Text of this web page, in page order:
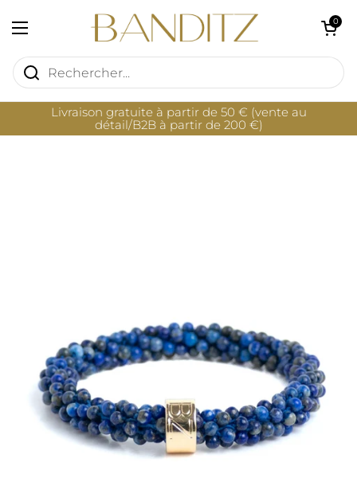
Ouvrir le menu
Ouvrir le
0
Livraison gratuite à partir de 50 € (vente au
détail/B2B à partir de 200 €)